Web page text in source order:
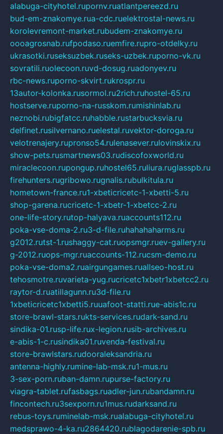
alabuga-cityhotel.rupornv.ruatlantpereezd.ru
bud-em-znakomye.rua-cdc.ruelektrostal-news.ru
korolevremont-market.rubudem-znakomye.ru
oooagrosnab.rufpodaso.ruemfire.rupro-otdelky.ru
ukrasotki.ruseksuzbek.ruseks-uzbek.ruporno-vk.ru
sovratili.ruolecoon.ruvd-dosug.ruadonyev.ru
rbc-news.ruporno-skvirt.rukrospr.ru
13autor-kolonka.rusormol.ru2rich.ruhostel-65.ru
hostserve.ruporno-na-russkom.rumishinlab.ru
neznobi.rubigfatcc.ruhabble.rustarbucksvia.ru
delfinet.rusilvernano.ruelestal.ruvektor-doroga.ru
velotrenajery.rupronso54.rulenasever.rulovinskix.ru
show-pets.rusmartnews03.rudiscofoxworld.ru
miraclecoon.rupongup.ruhostel65.ruliura.ruglasspb.ru
firehunters.rugribowo.rugnalis.rubulkitula.ru
hometown-france.ru1-xbeticricetc-1-xbetti-5.ru
shop-garena.rucricetc-1-xbetr-1-xbetcc-2.ru
one-life-story.rutop-halyava.ruaccounts112.ru
poka-vse-doma-2.ru3-d-file.ruhahahaharms.ru
g2012.rutst-1.rushaggy-cat.ruopsmgr.ruev-gallery.ru
g-2012.ruops-mgr.ruaccounts-112.rucsm-demo.ru
poka-vse-doma2.ruairgungames.ruallseo-host.ru
tehosmotre.ruvarieta-yug.rucricetc1xbetr1xbetcc2.ru
raytor-d.ruatillagunn.ru3d-file.ru
1xbeticricetc1xbetti5.ruuafoot-statti.rue-abis1c.ru
store-brawl-stars.rukts-services.rudark-sand.ru
sindika-01.rusp-life.rux-legion.rusib-archives.ru
e-abis-1-c.rusindika01.ruvenda-festival.ru
store-brawlstars.rudooraleksandria.ru
antenna-highly.rumine-lab-msk.ru1-mus.ru
3-sex-porn.ruban-damn.rupurse-factory.ru
viagra-tablet.rufasbags.ruadler-jun.rubandamn.ru
fincontech.ru3sexporn.ru1mus.rudarksand.ru
rebus-toys.ruminelab-msk.rualabuga-cityhotel.ru
medsprawo-4-ka.ru2864420.rublagodarenie-spb.ru